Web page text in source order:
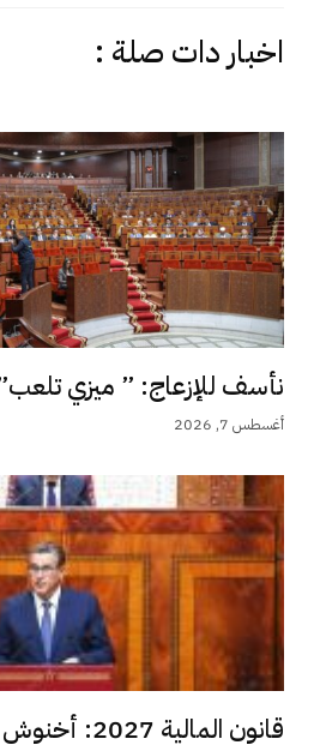
اخبار دات صلة :
نأسف للإزعاج: ” ميزي
أغسطس 7, 2026
قانون المالية 2027: أخنوش يبقي على دعم...